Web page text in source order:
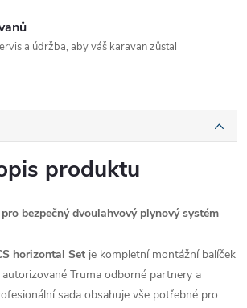
a údržba, aby váš karavan zůstal
produktu
bezpečný dvoulahvový plynový systém
horizontal Set je kompletní montážní balíček
Truma odborné partnery a
sada obsahuje vše potřebné pro